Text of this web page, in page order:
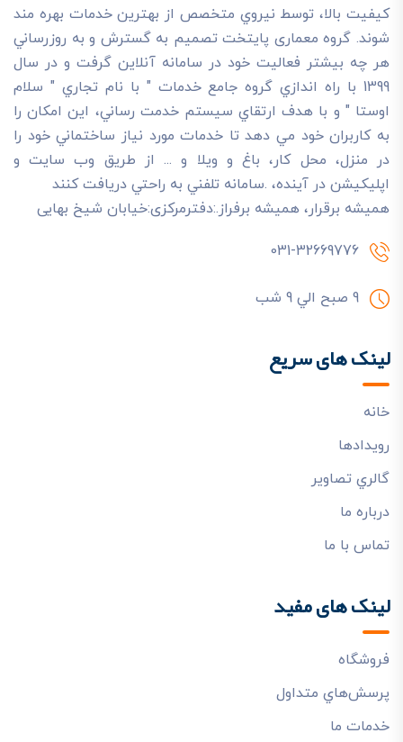
کيفيت بالا، توسط نيروي متخصص از بهترين خدمات بهره مند
شوند. گروه معماری پایتخت تصميم به گسترش و به روزرساني
هر چه بيشتر فعاليت خود در سامانه آنلاين گرفت و در سال
1399 با راه اندازي گروه جامع خدمات " با نام تجاري " سلام
اوستا " و با هدف ارتقاي سيستم خدمت رساني، اين امکان را
به کاربران خود مي دهد تا خدمات مورد نياز ساختماني خود را
در منزل، محل کار، باغ و ويلا و ... از طريق وب سايت و
اپليکيشن در آينده، .سامانه تلفني به راحتي دريافت کنند
هميشه برقرار، هميشه برفراز.:دفترمرکزی:خیابان شیخ بهایی
031-32669776
9 صبح الي 9 شب
لینک های سریع
خانه
رويدادها
گالري تصاوير
درباره ما
تماس با ما
لینک های مفید
فروشگاه
پرسش‌هاي متداول
خدمات ما